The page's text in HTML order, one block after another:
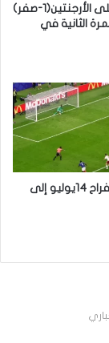
إسبانيا تفوز على الأرجنتين(1-صفر)
الثانية في
إسبانيا تحول أفراح 14يوليو إلى